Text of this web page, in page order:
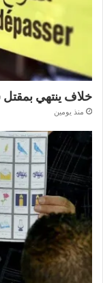
خلاف ينتهي
منذ يومين